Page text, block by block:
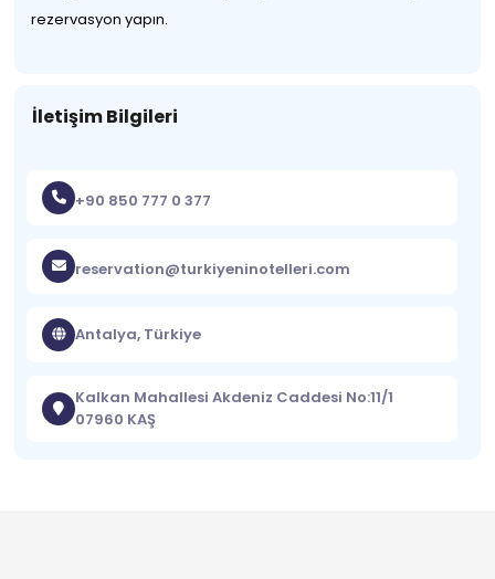
rezervasyon yapın.
İletişim Bilgileri
+90 850 777 0 377
reservation@turkiyeninotelleri.com
Antalya, Türkiye
Kalkan Mahallesi Akdeniz Caddesi No:11/1
07960 KAŞ